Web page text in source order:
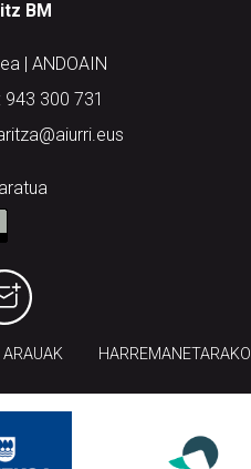
BM
| ANDOAIN
943 300 731
ARAUAK HARREMANETARAKO